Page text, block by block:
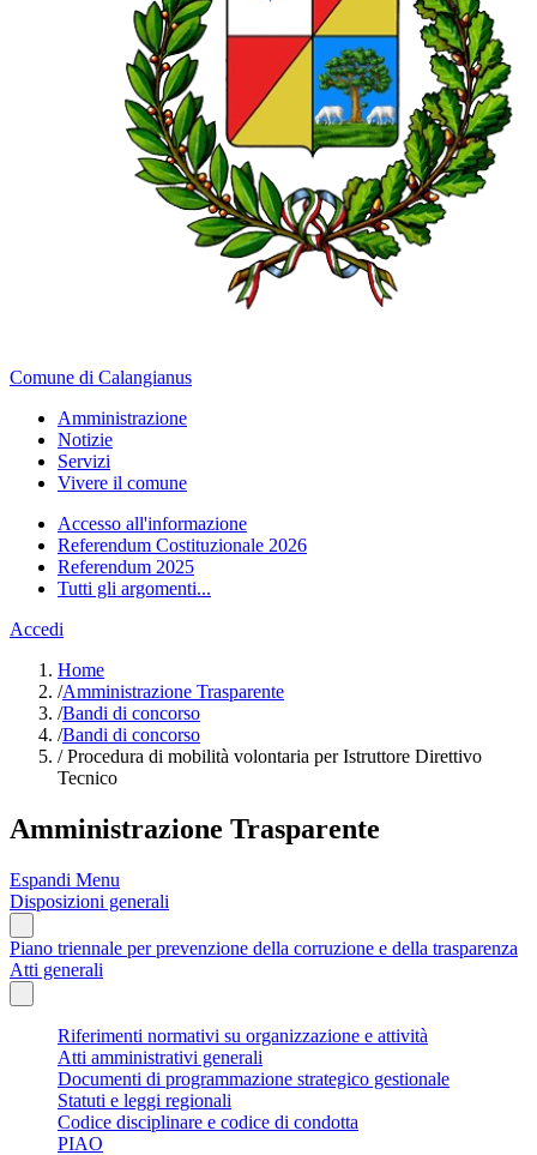
Comune di Calangianus
Amministrazione
Notizie
Servizi
Vivere il comune
Accesso all'informazione
Referendum Costituzionale 2026
Referendum 2025
Tutti gli argomenti...
Accedi
Home
/Amministrazione Trasparente
/Bandi di concorso
/Bandi di concorso
/Procedura di mobilità volontaria per Istruttore Direttivo
Tecnico
Amministrazione Trasparente
Espandi Menu
Disposizioni generali
Piano triennale per prevenzione della corruzione e della trasparenza
Atti generali
Riferimenti normativi su organizzazione e attività
Atti amministrativi generali
Documenti di programmazione strategico gestionale
Statuti e leggi regionali
Codice disciplinare e codice di condotta
PIAO